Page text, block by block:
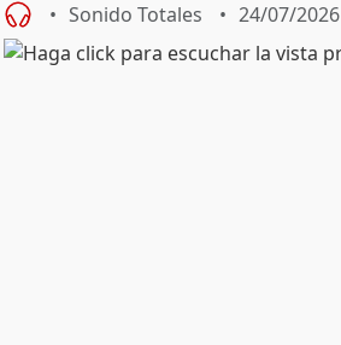
Sonido Totales 24/07/2026